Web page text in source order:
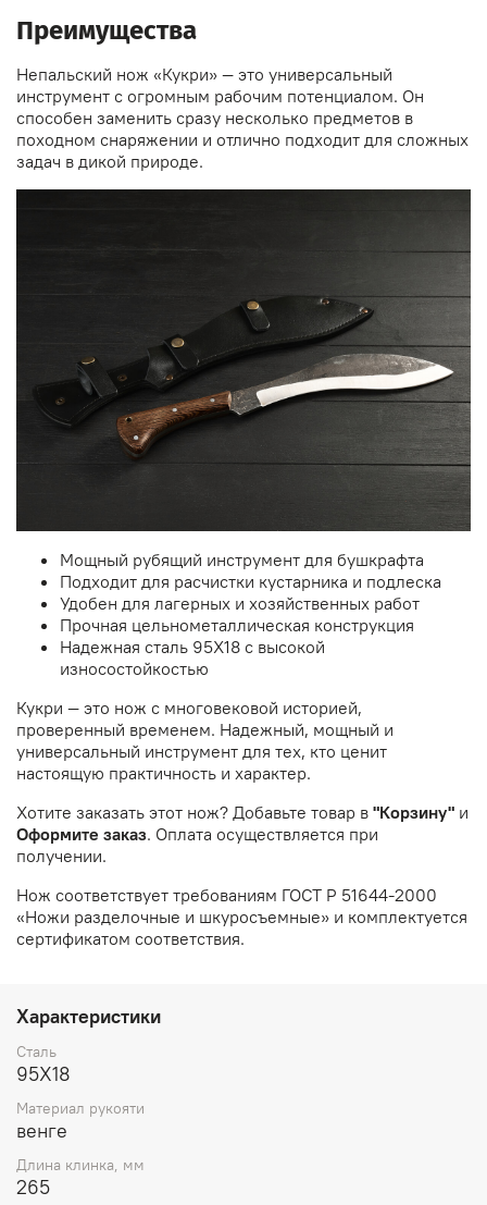
Преимущества
Непальский нож «Кукри» — это универсальный
инструмент с огромным рабочим потенциалом. Он
способен заменить сразу несколько предметов в
походном снаряжении и отлично подходит для сложных
задач в дикой природе.
Мощный рубящий инструмент для бушкрафта
Подходит для расчистки кустарника и подлеска
Удобен для лагерных и хозяйственных работ
Прочная цельнометаллическая конструкция
Надежная сталь 95Х18 с высокой
износостойкостью
Кукри — это нож с многовековой историей,
проверенный временем. Надежный, мощный и
универсальный инструмент для тех, кто ценит
настоящую практичность и характер.
Хотите заказать этот нож? Добавьте товар в "Корзину" и
Оформите заказ. Оплата осуществляется при
получении.
Нож соответствует требованиям ГОСТ Р 51644-2000
«Ножи разделочные и шкуросъемные» и комплектуется
сертификатом соответствия.
Характеристики
Сталь
95Х18
Материал рукояти
венге
Длина клинка, мм
265